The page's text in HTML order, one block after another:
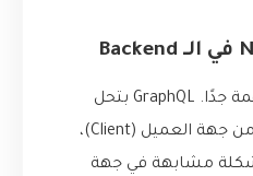
هاي نصيحة ذهبية ومهمة جدًا. GraphQL بتحل
مشكلة شلال الشبكة من جهة العميل (Client)،
مشابهة في جهة